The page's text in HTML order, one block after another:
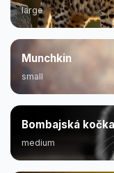
large
Munchkin
small
Bombajská kočka
medium